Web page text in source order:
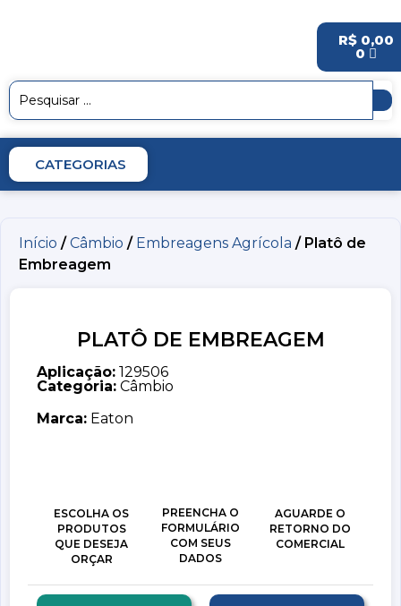
R$0,00
0
CATEGORIAS
Início /Câmbio / Embreagens Agrícola / Platô de
Embreagem
PLATÔ DE EMBREAGEM
Aplicação: 129506
Categoria: Câmbio
Marca: Eaton
ESCOLHA OS
PRODUTOS
QUE DESEJA
ORÇAR
PREENCHA O
FORMULÁRIO
COM SEUS
DADOS
AGUARDE O
RETORNO DO
COMERCIAL